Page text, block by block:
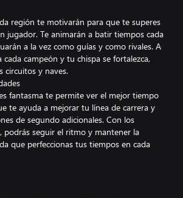
región te motivarán para que te superes
jugador. Te animarán a batir tiempos cada
a la vez como guías y como rivales. A
cada campeón y tu chispa se fortalezca,
circuitos y naves.
fantasma te permite ver el mejor tiempo
te ayuda a mejorar tu línea de carrera y
de segundo adicionales. Con los
podrás seguir el ritmo y mantener la
que perfeccionas tus tiempos en cada